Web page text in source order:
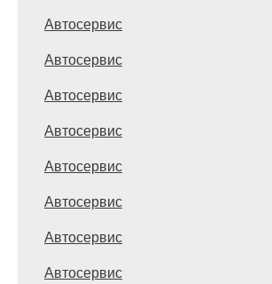
Автосервис
Автосервис
Автосервис
Автосервис
Автосервис
Автосервис
Автосервис
Автосервис